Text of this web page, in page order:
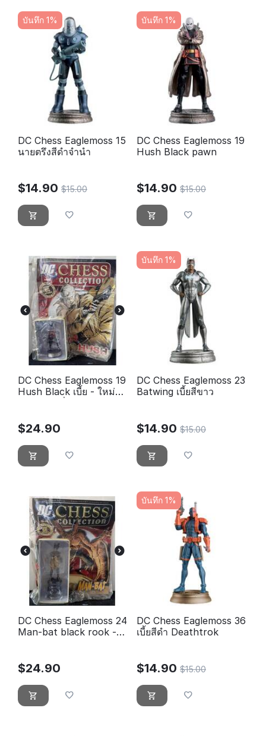
บันทึก 1%
DC Chess Eaglemoss 15
นายตรึงสีดำจำนำ
$14.90 $15.00
บันทึก 1%
DC Chess Eaglemoss 19
Hush Black pawn
$14.90 $15.00
DC Chess Eaglemoss 19
Hush Black เบี้ย - ใหม่
$24.90
บันทึก 1%
DC Chess Eaglemoss 23
Batwing เบี้ยสีขาว
$14.90 $15.00
DC Chess Eaglemoss 24
Man-bat black rook -
$24.90
บันทึก 1%
DC Chess Eaglemoss 36
เบี้ยสีดำ Deathtrok
$14.90 $15.00